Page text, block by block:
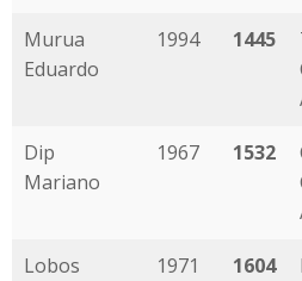
Murua
Eduardo
1994 1445
Dip
Mariano
1967 1532
Lobos
1971 1604